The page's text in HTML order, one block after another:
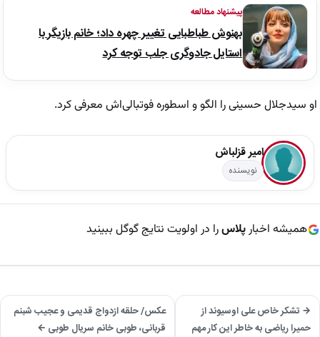
پیشنهاد مطالعه
بهنوش طباطبایی تغییر چهره داد؛ خانم بازیگر با
استایل جادوگری جلب توجه کرد
او سیدجلال حسینی را الگو و اسطوره فوتبالی‌اش معرفی کرد.
امیر قزلباش
نویسنده
همیشه اخبارپلاسرا در اولویت نتایج گوگل ببینید
→ تشکر خاص علی اوسیوند از
حمیرا ریاضی به خاطر این کار مهم
عکس/ حلقه ازدواج قدیمی و عجیب شبنم
قربانی، طوبی خانم سریال طوبی ←